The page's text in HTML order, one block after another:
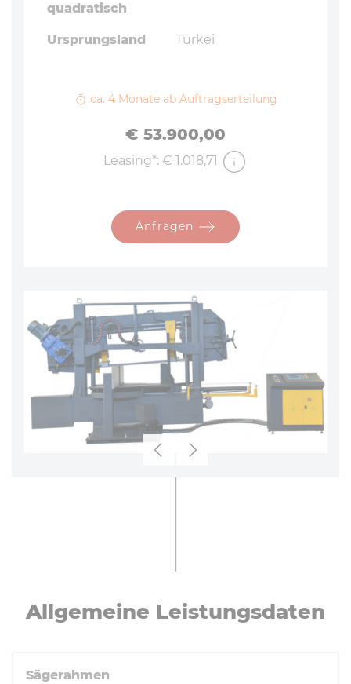
ZurückWeiter
quadratisch
Ursprungsland Türkei
ca. 4 Monate ab Auftragserteilung
Preis
€ 53.900,00
Leasing*: € 1.018,71
Anfragen
All­ge­mei­ne Leis­tungs­da­ten
Sägerahmen